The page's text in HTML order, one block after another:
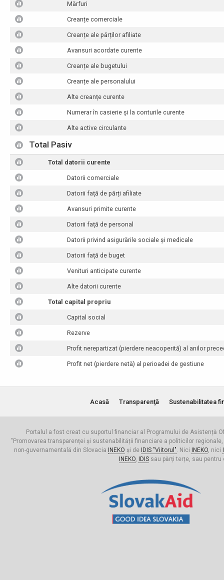
Mărfuri
Creanțe comerciale
Creanțe ale părților afiliate
Avansuri acordate curente
Creanțe ale bugetului
Creanțe ale personalului
Alte creanțe curente
Numerar în casierie și la conturile curente
Alte active circulante
Total Pasiv
Total datorii curente
Datorii comerciale
Datorii față de părți afiliate
Avansuri primite curente
Datorii față de personal
Datorii privind asigurările sociale și medicale
Datorii față de buget
Venituri anticipate curente
Alte datorii curente
Total capital propriu
Capital social
Rezerve
Profit nerepartizat (pierdere neacoperită) al anilor
Profit net (pierdere netă) al perioadei de gestiune
Acasă Transparenţă Sustenabilitatea
Portalul a fost creat cu suportul financiar al Programului de Asistență
"Promovarea transparenței și sustenabilității financiare a politicilor
non-guvernamentală din Slovacia
INEKO și de IDIS "Viitorul". Nici INEKO, nici
INEKO, IDISsau părți terțe, sau pentru